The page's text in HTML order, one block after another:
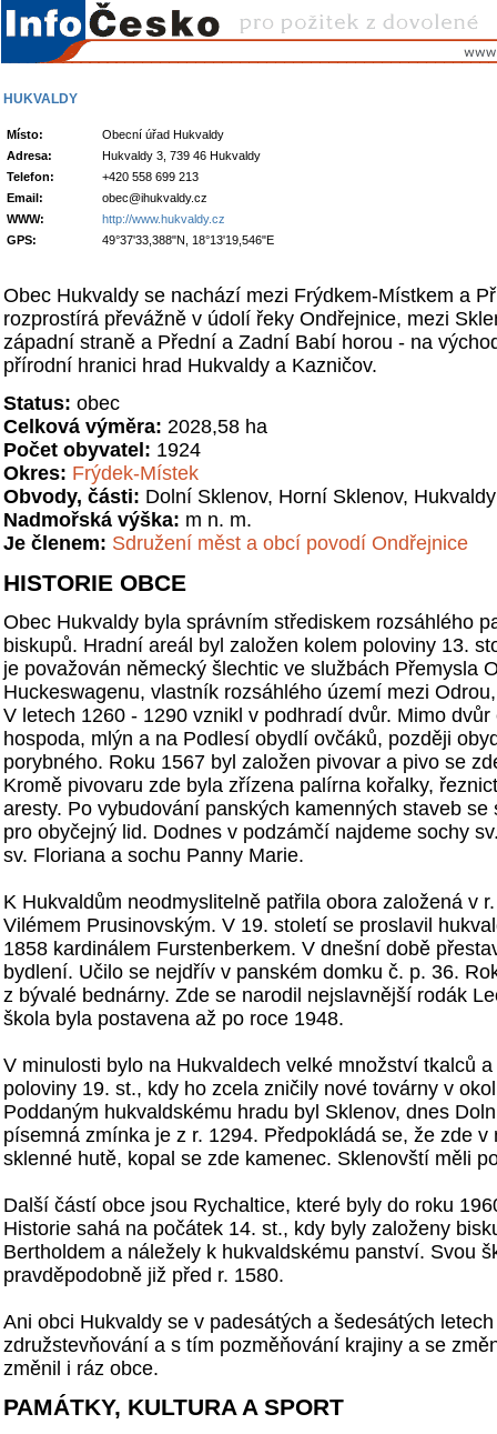
HUKVALDY
Místo:
Obecní úřad Hukvaldy
Adresa:
Hukvaldy 3, 739 46 Hukvaldy
Telefon:
+420 558 699 213
Email:
obec@ihukvaldy.cz
WWW:
http://www.hukvaldy.cz
GPS:
49°37'33,388"N, 18°13'19,546"E
Obec Hukvaldy se nachází mezi Frýdkem-Místkem a
rozprostírá převážně v údolí řeky Ondřejnice, mezi
západní straně a Přední a Zadní Babí horou - na
přírodní hranici hrad Hukvaldy a Kazničov.
Status: obec
Celková výměra: 2028,58 ha
Počet obyvatel: 1924
Okres: Frýdek-Místek
Obvody, části: Dolní Sklenov, Horní Sklenov,
Nadmořská výška: m n. m.
Je členem: Sdružení měst a obcí povodí Ondřejnice
HISTORIE OBCE
Obec Hukvaldy byla správním střediskem rozsáhlého
biskupů. Hradní areál byl založen kolem poloviny 13.
je považován německý šlechtic ve službách Přemysla
Huckeswagenu, vlastník rozsáhlého území mezi
V letech 1260 - 1290 vznikl v podhradí dvůr. Mimo
hospoda, mlýn a na Podlesí obydlí ovčáků, později
porybného. Roku 1567 byl založen pivovar a pivo se
Kromě pivovaru zde byla zřízena palírna kořalky,
aresty. Po vybudování panských kamenných staveb se
pro obyčejný lid. Dodnes v podzámčí najdeme sochy
sv. Floriana a sochu Panny Marie.
K Hukvaldům neodmyslitelně patřila obora založená v
Vilémem Prusinovským. V 19. století se proslavil
1858 kardinálem Furstenberkem. V dnešní době
bydlení. Učilo se nejdřív v panském domku č. p. 36.
z bývalé bednárny. Zde se narodil nejslavnější rodák
škola byla postavena až po roce 1948.
V minulosti bylo na Hukvaldech velké množství tkalců
poloviny 19. st., kdy ho zcela zničily nové továrny v
Poddaným hukvaldskému hradu byl Sklenov, dnes
písemná zmínka je z r. 1294. Předpokládá se, že zde v
sklenné hutě, kopal se zde kamenec. Sklenovští měli
Další částí obce jsou Rychaltice, které byly do roku
Historie sahá na počátek 14. st., kdy byly založeny
Bertholdem a náležely k hukvaldskému panství. Svou
pravděpodobně již před r. 1580.
Ani obci Hukvaldy se v padesátých a šedesátých
združstevňování a s tím pozměňování krajiny a se
změnil i ráz obce.
PAMÁTKY, KULTURA A SPORT